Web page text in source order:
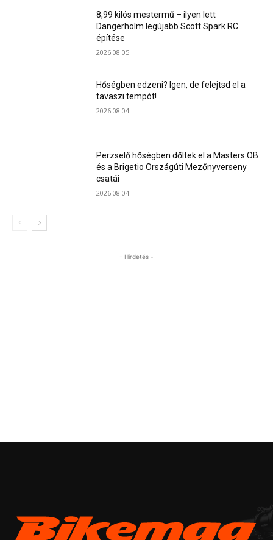
8,99 kilós mestermű – ilyen lett
Dangerholm legújabb Scott Spark RC
építése
2026.08.05.
Hőségben edzeni? Igen, de felejtsd el a
tavaszi tempót!
2026.08.04.
Perzselő hőségben dőltek el a Masters OB
és a Brigetio Országúti Mezőnyverseny
csatái
2026.08.04.
- Hirdetés -